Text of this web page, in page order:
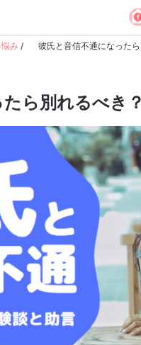
み / 彼氏と音信不通になった
ら別れるべき